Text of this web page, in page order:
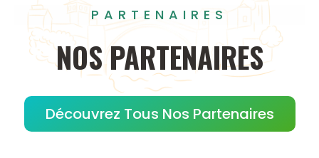
PARTENAIRES
NOS PARTENAIRES
Découvrez Tous Nos Partenaires